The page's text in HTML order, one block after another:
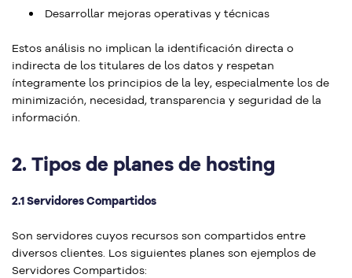
Desarrollar mejoras operativas y técnicas
Estos análisis no implican la identificación directa o
indirecta de los titulares de los datos y respetan
íntegramente los principios de la ley, especialmente los de
minimización, necesidad, transparencia y seguridad de la
información.
2. Tipos de planes de hosting
2.1 Servidores Compartidos
Son servidores cuyos recursos son compartidos entre
diversos clientes. Los siguientes planes son ejemplos de
Servidores Compartidos: